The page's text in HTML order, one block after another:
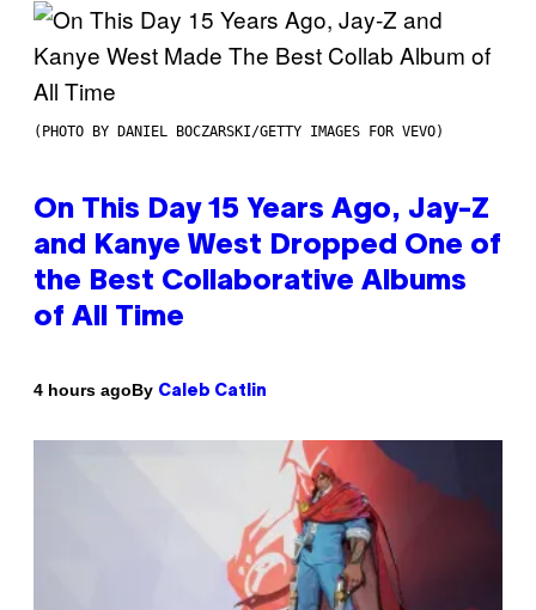
(PHOTO BY DANIEL BOCZARSKI/GETTY IMAGES FOR VEVO)
On This Day 15 Years Ago, Jay-Z
and Kanye West Dropped One of
the Best Collaborative Albums
of All Time
4 hours agoBy Caleb Catlin